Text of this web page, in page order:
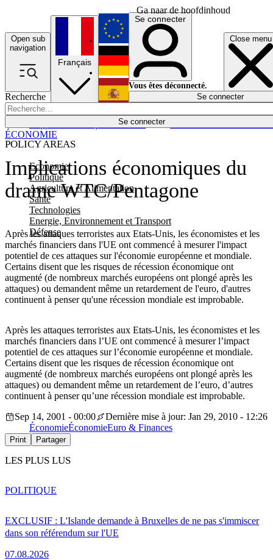
Ga naar de hoofdinhoud
Open sub
navigation
Close menu
Recherche
Se connecter
POLICY AREAS
Economie
Politique
Agriculture et Alimentation
Santé
Technologies
Energie, Environnement et Transport
Défense
Économie
Français
English
Deutsch
Español
Se connecter
Vous êtes déconnecté.
Se connecter
Implications économiques du
drame WTC/Pentagone
Après les attaques terroristes aux Etats-Unis, les économistes et les
marchés financiers dans l'UE ont commencé à mesurer l'impact
potentiel de ces attaques sur l'économie européenne et mondiale.
Certains disent que les risques de récession économique ont
augmenté (de nombreux marchés européens ont plongé après les
attaques) ou demandent même un retardement de l'euro, d'autres
continuent à penser qu'une récession mondiale est improbable.
ÉCONOMIE
Après les attaques terroristes aux Etats-Unis, les économistes et les
marchés financiers dans l’UE ont commencé à mesurer l’impact
potentiel de ces attaques sur l’économie européenne et mondiale.
Certains disent que les risques de récession économique ont
augmenté (de nombreux marchés européens ont plongé après les
attaques) ou demandent même un retardement de l’euro, d’autres
continuent à penser qu’une récession mondiale est improbable.
Sep 14, 2001 - 00:00
Dernière mise à jour: Jan 29, 2010 - 12:26
ÉconomieÉconomieEuro & Finances
Print Partager
LES PLUS LUS
EXCLUSIF : L'Islande demande à Bruxelles de ne pas s'immiscer
dans son référendum sur l'UE
07.08.2026
POLITIQUE